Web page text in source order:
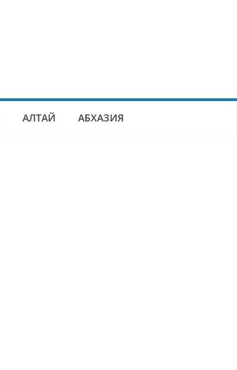
АЛТАЙ АБХАЗИЯ